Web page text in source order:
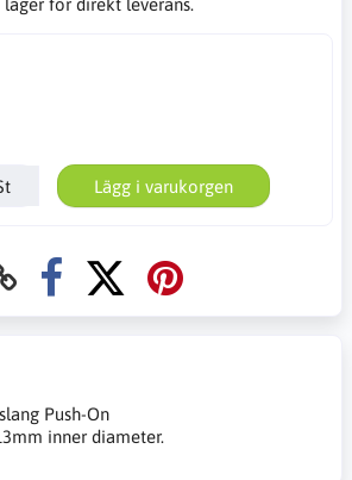
Lägg i varukorgen
Push-On
inner diameter.